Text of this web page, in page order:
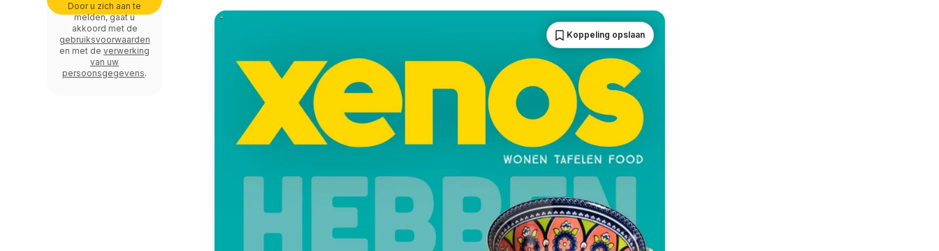
Koppeling opslaan
Door u zich aan te
melden, gaat u
akkoord met de
gebruiksvoorwaarden
en met de verwerking
van uw
persoonsgegevens.